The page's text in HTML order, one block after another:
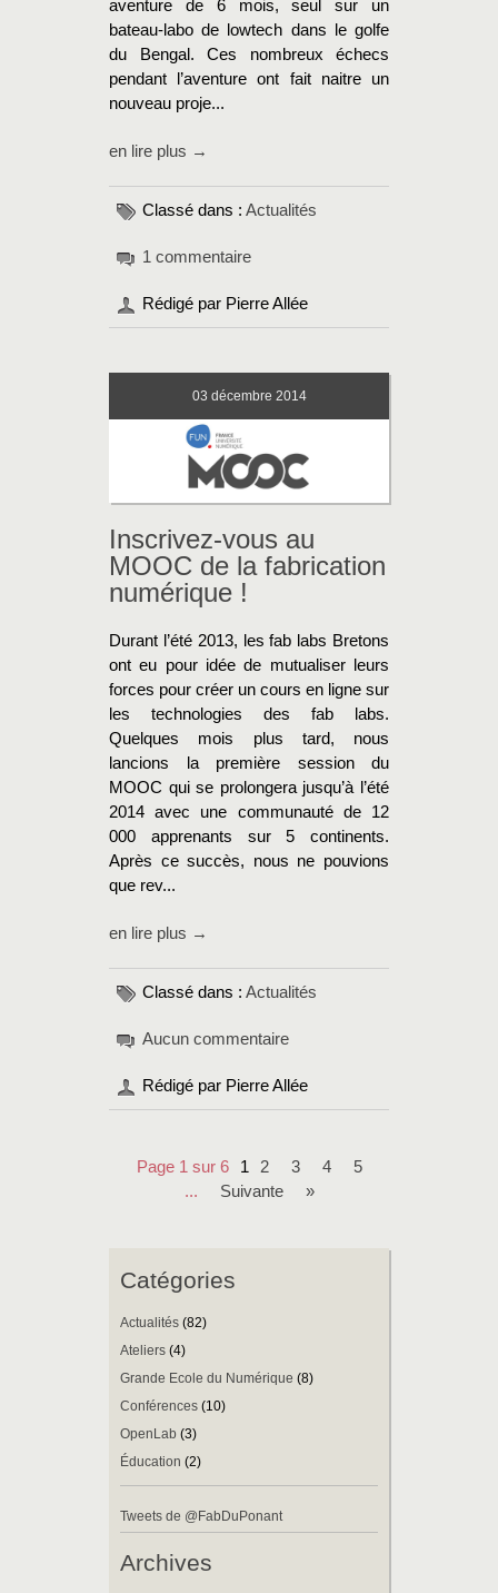
aventure de 6 mois, seul sur un
bateau-labo de lowtech dans le golfe
du Bengal. Ces nombreux échecs
pendant l’aventure ont fait naitre un
nouveau proje...
en lire plus →
Classé dans : Actualités
1 commentaire
Rédigé par Pierre Allée
03 décembre 2014
Inscrivez-vous au
MOOC de la fabrication
numérique !
Durant l’été 2013, les fab labs Bretons
ont eu pour idée de mutualiser leurs
forces pour créer un cours en ligne sur
les technologies des fab labs.
Quelques mois plus tard, nous
lancions la première session du
MOOC qui se prolongera jusqu’à l’été
2014 avec une communauté de 12
000 apprenants sur 5 continents.
Après ce succès, nous ne pouvions
que rev...
en lire plus →
Classé dans : Actualités
Aucun commentaire
Rédigé par Pierre Allée
Page 1 sur 6 1 2 3 4
5
...
suivante »
Catégories
Actualités (82)
Ateliers (4)
Grande Ecole du Numérique (8)
Conférences (10)
OpenLab (3)
Éducation (2)
Tweets de @FabDuPonant
Archives